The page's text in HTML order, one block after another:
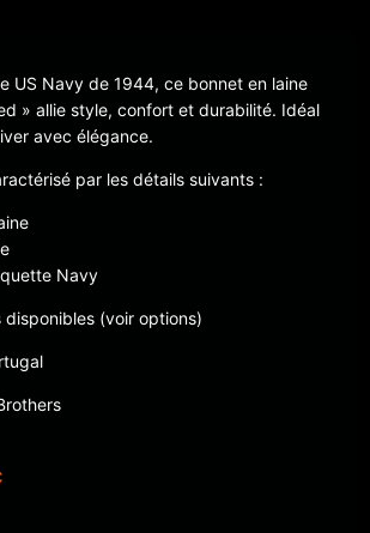
US Navy de 1944, ce bonnet en laine
» allie style, confort et durabilité. Idéal
avec élégance.
par les détails suivants :
Navy
disponibles (voir options)